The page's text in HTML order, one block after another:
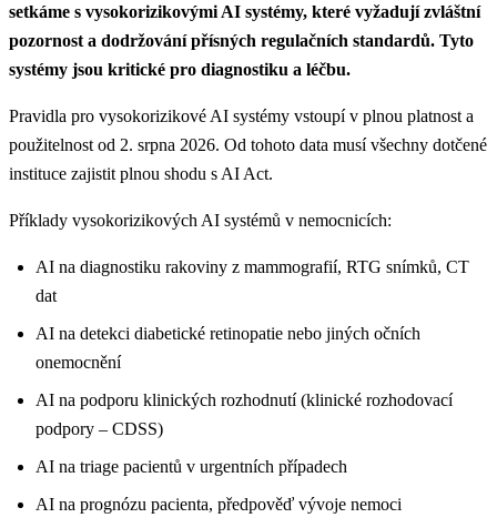
setkáme s vysokorizikovými AI systémy, které vyžadují zvláštní
pozornost a dodržování přísných regulačních standardů. Tyto
systémy jsou kritické pro diagnostiku a léčbu.
Pravidla pro vysokorizikové AI systémy vstoupí v plnou platnost a
použitelnost od 2. srpna 2026. Od tohoto data musí všechny dotčené
instituce zajistit plnou shodu s AI Act.
Příklady vysokorizikových AI systémů v nemocnicích:
AI na diagnostiku rakoviny z mammografií, RTG snímků, CT
dat
AI na detekci diabetické retinopatie nebo jiných očních
onemocnění
AI na podporu klinických rozhodnutí (klinické rozhodovací
podpory – CDSS)
AI na triage pacientů v urgentních případech
AI na prognózu pacienta, předpověď vývoje nemoci